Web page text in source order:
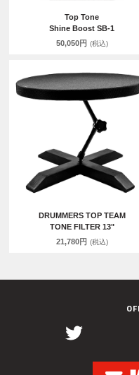
Top Tone
Shine Boost SB-1
50,050円 (税込)
DRUMMERS TOP TEAM
TONE FILTER 13"
21,780円 (税込)